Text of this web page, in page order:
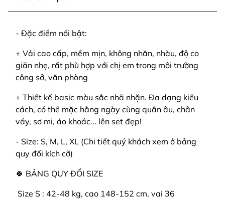
- Đặc điểm nổi bật:
+ Vải cao cấp, mềm mịn, không nhăn, nhàu, độ co
giãn nhẹ, rất phù hợp với chị em trong môi trường
công sở, văn phòng
+ Thiết kế basic màu sắc nhã nhặn. Đa dạng kiểu
cách, có thể mặc hằng ngày cùng quần âu, chân
váy, sơ mi, áo khoác... lên set đẹp!
- Size: S, M, L, XL (Chi tiết quý khách xem ở bảng
quy đổi kích cỡ)
🍀 BẢNG QUY ĐỔI SIZE
️ Size S : 42-48 kg, cao 148-152 cm, vai 36